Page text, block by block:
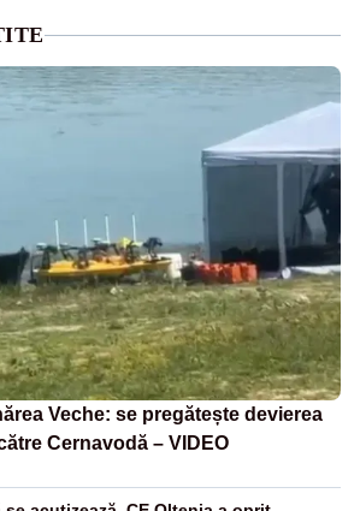
Veche: se pregătește devierea
Cernavodă – VIDEO